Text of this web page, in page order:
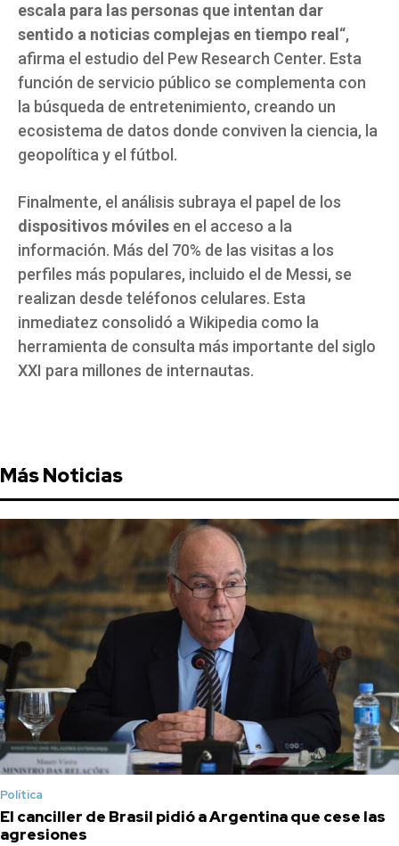
escala para las personas que intentan dar
sentido a noticias complejas en tiempo real “,
afirma el estudio del Pew Research Center. Esta
función de servicio público se complementa con
la búsqueda de entretenimiento, creando un
ecosistema de datos donde conviven la ciencia, la
geopolítica y el fútbol.
Finalmente, el análisis subraya el papel de los
dispositivos móviles en el acceso a la
información. Más del 70% de las visitas a los
perfiles más populares, incluido el de Messi, se
realizan desde teléfonos celulares. Esta
inmediatez consolidó a Wikipedia como la
herramienta de consulta más importante del siglo
XXI para millones de internautas.
Más Noticias
Política
El canciller de Brasil pidió a Argentina que cese las
agresiones